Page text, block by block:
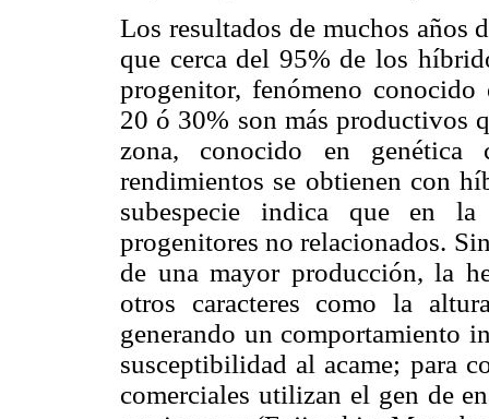
Los resultados de muchos años
que cerca del 95% de los
progenitor, fenómeno
20 ó 30% son más productivos
zona, conocido en genética
rendimientos se obtienen con
subespecie indica que en
progenitores no relacionados.
de una mayor producción, la
otros caracteres como la
generando un comportamiento
susceptibilidad al acame; para
comerciales utilizan el gen de